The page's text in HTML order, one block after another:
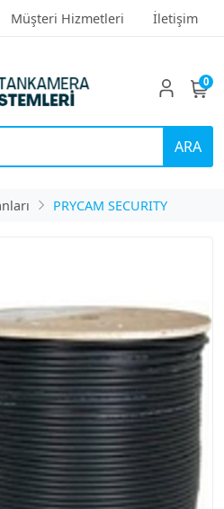
Müşteri Hizmetleri İletişim
ARA
0
PRYCAM SECURITY